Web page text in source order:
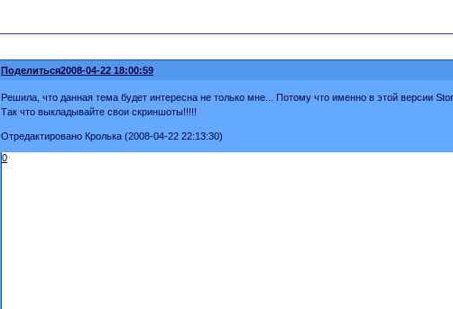
Поделиться2008-04-22 18:00:59
Решила, что данная тема будет интересна не только мне... Потому что именно в этой версии
Так что выкладывайте свои скриншоты!!!!!
Отредактировано Кролька (2008-04-22 22:13:30)
0